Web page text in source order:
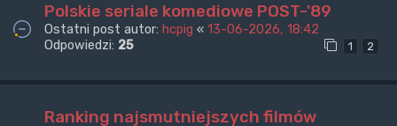
Polskie seriale komediowe POST-'89
Ostatni post autor: hcpig « 13-06-2026, 18:42
Odpowiedzi: 25 1 2
Ranking najsmutniejszych filmów